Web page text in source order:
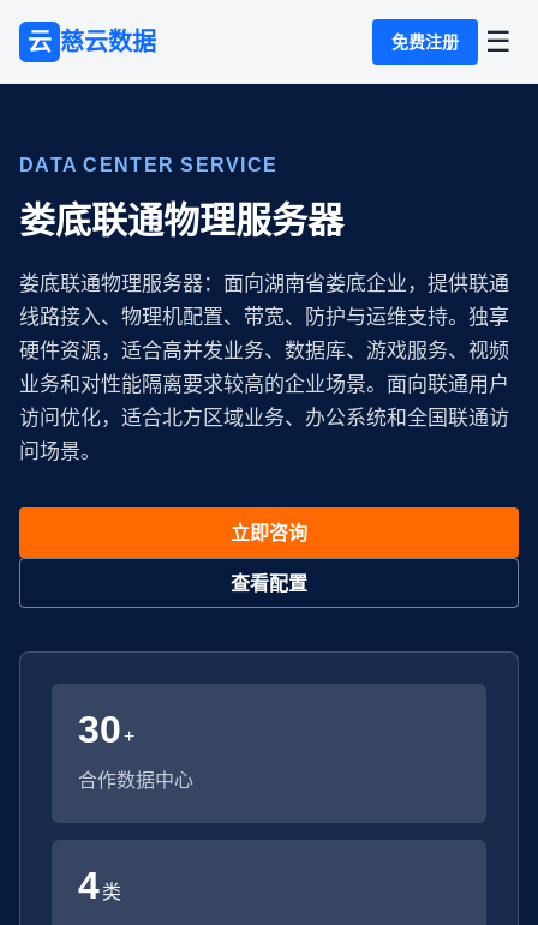
云 慈云数据 免费注册 ☰
DATA CENTER SERVICE
娄底联通物理服务器
娄底联通物理服务器：面向湖南省娄底企业，提供联通
线路接入、物理机配置、带宽、防护与运维支持。独享
硬件资源，适合高并发业务、数据库、游戏服务、视频
业务和对性能隔离要求较高的企业场景。面向联通用户
访问优化，适合北方区域业务、办公系统和全国联通访
问场景。
立即咨询
查看配置
30+
合作数据中心
4类